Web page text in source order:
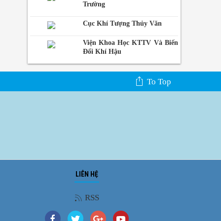
Trường
Cục Khí Tượng Thủy Văn
Viện Khoa Học KTTV Và Biến
Đổi Khí Hậu
To Top
LIÊN HỆ
RSS